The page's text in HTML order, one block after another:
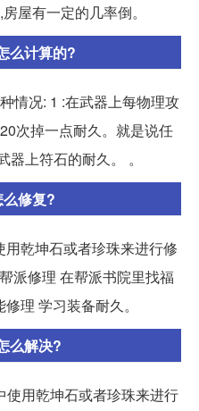
屋有一定的几率倒。
么计算的?
情况: 1 :在武器上每物理攻
次掉一点耐久。就是说任
上符石的耐久。 。
修复?
乾坤石或者珍珠来进行修
派修理 在帮派书院里找福
理 学习装备耐久。
么解决?
使用乾坤石或者珍珠来进行